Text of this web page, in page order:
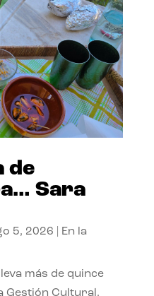
de
Sara
5, 2026
En la
más de quince
Gestión Cultural,